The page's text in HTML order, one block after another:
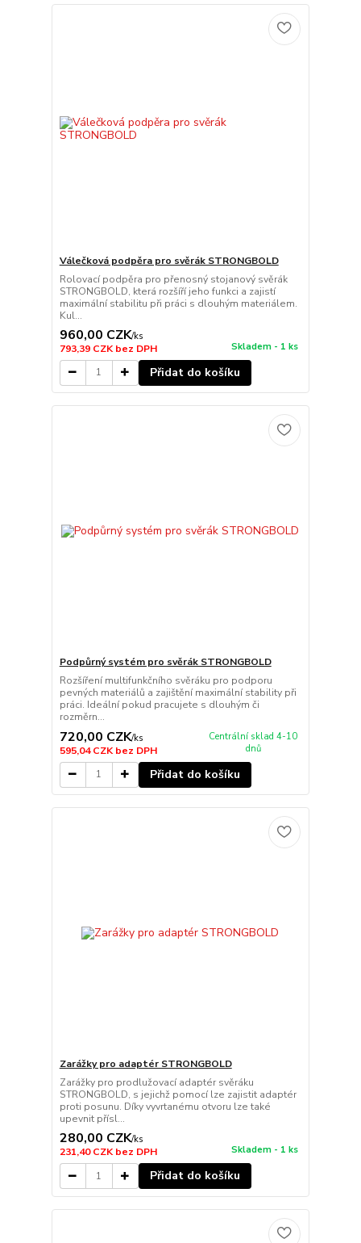
Válečková podpěra pro svěrák STRONGBOLD
Rolovací podpěra pro přenosný stojanový svěrák
STRONGBOLD, která rozšíří jeho funkci a zajistí
maximální stabilitu při práci s dlouhým materiálem.
Kul...
960,00 CZK/ks
793,39 CZKbez DPH Skladem - 1 ks
Přidat do košíku
Podpůrný systém pro svěrák STRONGBOLD
Rozšíření multifunkčního svěráku pro podporu
pevných materiálů a zajištění maximální stability při
práci. Ideální pokud pracujete s dlouhým či
rozměrn...
720,00 CZK/ks
595,04 CZKbez DPH
Centrální sklad 4-10
dnů
Přidat do košíku
Zarážky pro adaptér STRONGBOLD
Zarážky pro prodlužovací adaptér svěráku
STRONGBOLD, s jejichž pomocí lze zajistit adaptér
proti posunu. Díky vyvrtanému otvoru lze také
upevnit přísl...
280,00 CZK/ks
231,40 CZKbez DPH Skladem - 1 ks
Přidat do košíku